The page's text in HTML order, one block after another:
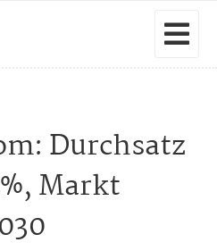
Durchsatz
Markt